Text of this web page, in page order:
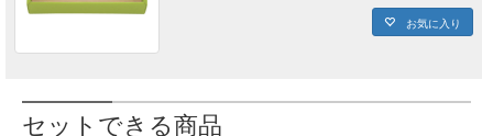
お気に入り
セットできる商品